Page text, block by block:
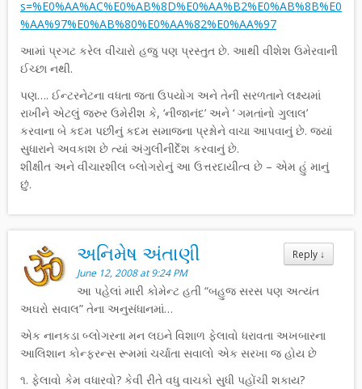
s=%E0%AA%AC%E0%AB%8D%E0%AA%B2%E0%AB%8B%E0
%AA%97%E0%AB%80%E0%AA%82%E0%AA%97
આમાં પ્રગટ કરેલ વીચારો હજુ પણ પ્રસ્તુત છે. આથી વીશેશ ઉમેરવાની
ઈચ્છા નથી.
પણ…. ઈન્ટરનેટના વધતા જતા ઉપયોગ અને તેની સરળતાને લક્ષ્યમાં
રાખીને એટલું જરુર ઉમેરીશ કે, ‘નીજાનંદ’ અને ‘ ગમતાંનો ગુલાલ’
કરવાના બે કદમ પછીનું કદમ સમાજના પ્રશ્નોને વાચા આપવાનું છે. જ્યાં
સુધારાને અવકાશ છે ત્યાં અંગુલીનીર્દેશ કરવાનું છે.
શીક્ષીત અને વીચારશીલ બ્લોગરોનું આ ઉત્તરદાયીત્વ છે – એમ હું માનું
છું.
Reply ↓
અનિમેષ અંતાણી
June 12, 2008 at 9:24 PM
આ પહેલાં મારી કોમેન્ટ હતી “બહુજ સરસ પણ અત્યંત
અઘરો સવાલ” તેના અનુસંધાનમાં…
એક નાનકડા બ્લોગરના મન લઇને વિશાળ ફેલાવો ધરાવતા અખબારના
આલિશાન કોન્ફરન્સ રૂમમાં ચર્ચાતા સવાલો એક સરખા જ હોય છે
૧. ફેલાવો કેમ વધારવો? કેવી રીતે વધુ વાચકો સુધી પહોંચી શકાય?